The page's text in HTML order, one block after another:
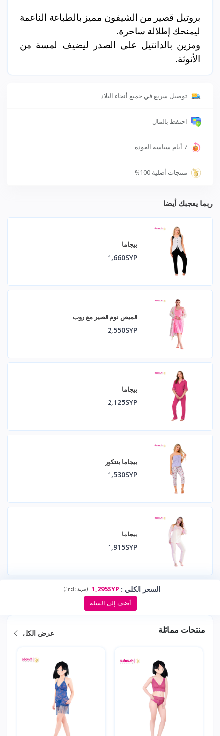
بروتيل قصير من الشيفون مميز بالطباعة الناعمة
ليمنحك إطلالة ساحرة.
ومزين بالدانتيل على الصدر ليضيف لمسة من
الأنوثة.
توصيل سريع في جميع أنحاء البلاد
احتفظ بالمال
7 أيام سياسة العودة
منتجات أصلية 100%
ربما يعجبك أيضا
بيجاما
1,660SYP
قميص نوم قصير مع روب
2,550SYP
بيجاما
2,125SYP
بيجاما بنتكور
1,530SYP
بيجاما
1,915SYP
السعر الكلي :
1,295SYP
(ضريبة : incl.
)
أضف إلى السلة
منتجات مماثلة عرض الكل